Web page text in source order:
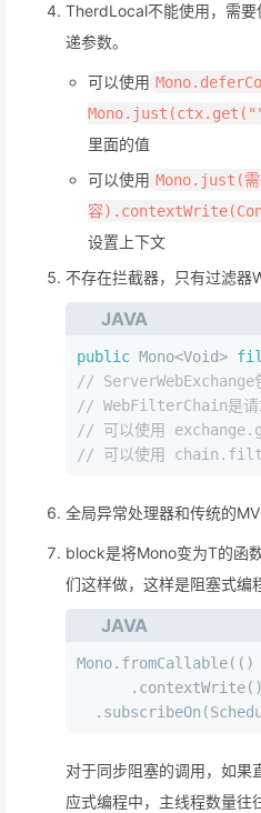
TherdLocal不能使用，需
递参数。
可以使用
里面的值
可以使用 Mono.just(需
容
设置上下文
不存在拦截器，只有过滤器
JAVA
public Mono<Void>
// ServerWebExchange
// WebFilterChain是请
// 可以使用
// 可以使用
全局异常处理器和传统的
block是将Mono变为T的函
们这样做，这样是阻塞式编
JAVA
Mono.fromCallable(()
对于同步阻塞的调用，如果
应式编程中，主线程数量往